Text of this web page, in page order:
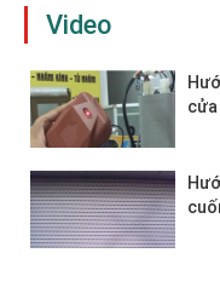
Video
cửa